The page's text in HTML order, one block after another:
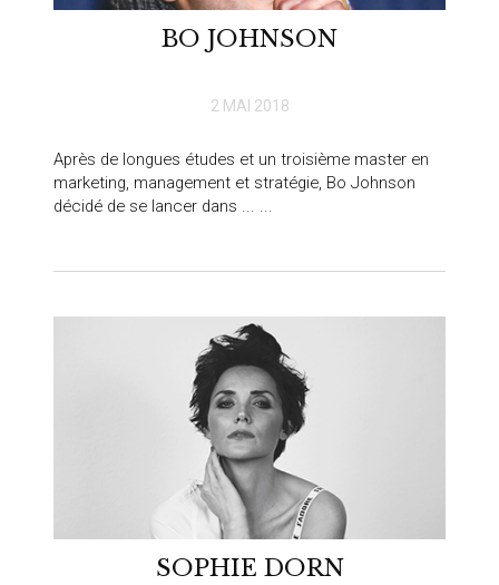
BO JOHNSON
2 MAI 2018
Après de longues études et un troisième master en
marketing, management et stratégie, Bo Johnson
décidé de se lancer dans ... ...
SOPHIE DORN